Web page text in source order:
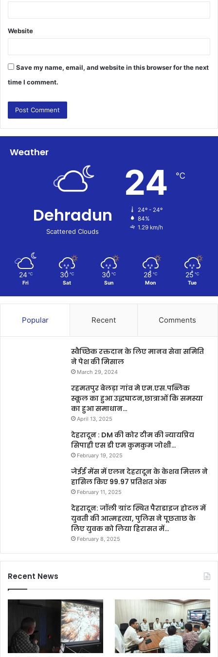
Website
Save my name, email, and website in this browser for the next
time I comment.
Weather
Dehradun
Scattered Clouds
24 ℃
24º - 24º
84%
1.29 km/h
24 ℃
Fri
30 ℃
Sat
30 ℃
Sun
28 ℃
Mon
25 ℃
Tue
Popular Recent Comments
स्वैच्छिक रक्तदान के लिए मानव सेवा समिति
ने पेश की मिसाल
March 29, 2024
रहमतपुर बेलड़ा गांव मे एम.एस.पब्लिक
स्कूल का हुआ उद्धघाटन,छात्राओं कि समस्या
का हुआ समाधान…
April 13, 2025
देहरादून : DM की कोर टीम की न्यायप्रिय
सिपाही एस डी एम कुमकुम जोशी…
February 19, 2025
जेईई मेंस में एलन देहरादून के केशव मित्तल ने
हासिल किए 99.97 प्रतिशत अंक
February 11, 2025
देहरादून: जॉली ग्रांट स्थित पैराडाइज होटल में
युवती की आत्महत्या, पुलिस ने पूछताछ के
लिए युवक को लिया हिरासत में…
February 8, 2025
Recent News